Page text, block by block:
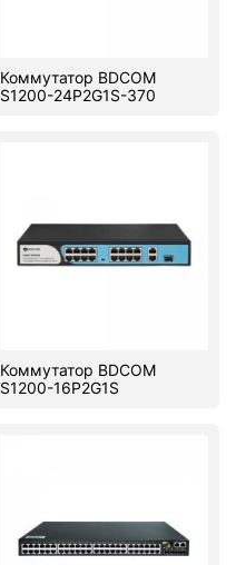
Коммутатор BDCOM
S1200-24P2G1S-370
Коммутатор BDCOM
S1200-16P2G1S